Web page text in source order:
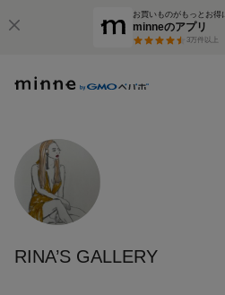
お買いものがもっとお得
minneのアプリ
3万件以上
RINA’S GALLERY